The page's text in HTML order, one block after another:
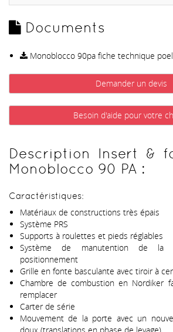
Documents
Monoblocco 90pa fiche technique
Demander un devis
Besoin d'aide pour votre
Description Insert &
Monoblocco 90 PA :
Caractéristiques:
Matériaux de constructions très épais
Système PRS
Supports à roulettes et pieds réglables
Système de manutention de la
positionnement
Grille en fonte basculante avec tiroir à
Chambre de combustion en Nordiker
remplacer
Carter de série
Mouvement de la porte avec un